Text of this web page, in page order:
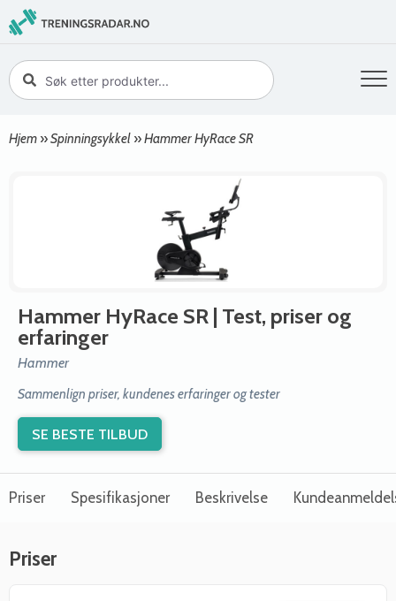
Hjem »Spinningsykkel »Hammer HyRace SR
Hammer HyRace SR | Test, priser og
erfaringer
Hammer
Sammenlign priser, kundenes erfaringer og tester
SE BESTE TILBUD
Priser Spesifikasjoner Beskrivelse
Priser